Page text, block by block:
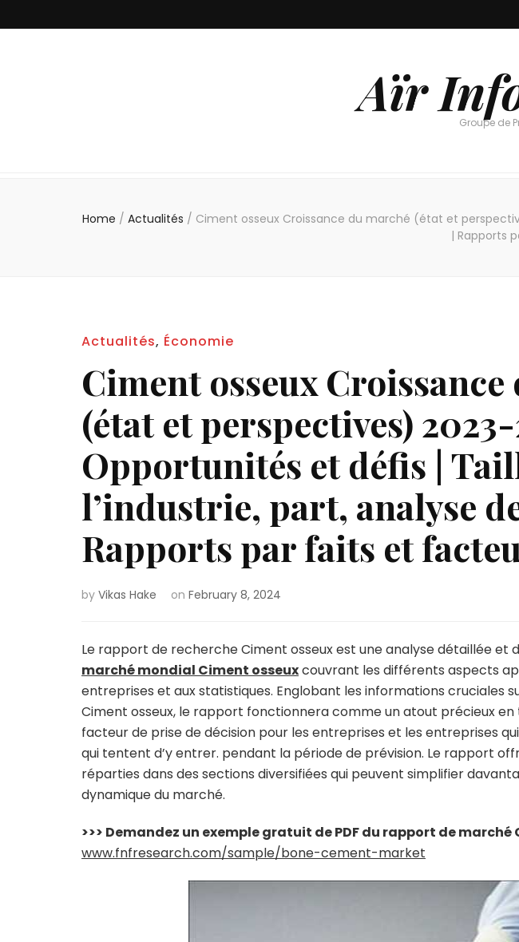
Aïr Groupe de
Home / Actualités / Ciment osseux Croissance du marché (état et
| Rapports
Actualités, Économie
Ciment osseux
(état et perspectives)
Opportunités et défis |
l’industrie, part, analyse
Rapports par faits et
by Vikas Hake on February 8, 2024
Le rapport de recherche Ciment osseux est une analyse détaillée et
marché mondial Ciment osseuxcouvrant les différents aspects
entreprises et aux statistiques. Englobant les informations cruciales
Ciment osseux, le rapport fonctionnera comme un atout précieux
facteur de prise de décision pour les entreprises et les entreprises
qui tentent d’y entrer. pendant la période de prévision. Le rapport
réparties dans des sections diversifiées qui peuvent simplifier
dynamique du marché.
>>> Demandez un exemple gratuit de PDF du rapport de marché
www.fnfresearch.com/sample/bone-cement-market